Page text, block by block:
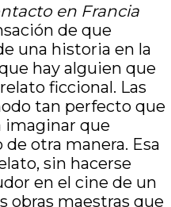
en Francia
de que
una historia en la
hay alguien que
ficcional. Las
tan perfecto que
imaginar que
otra manera. Esa
sin hacerse
en el cine de un
obras maestras que